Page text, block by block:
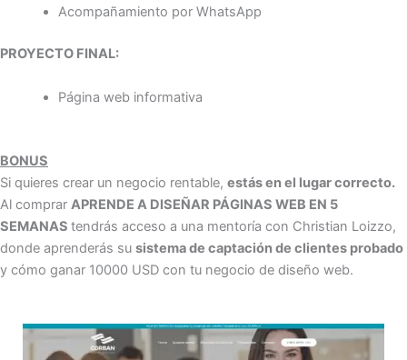
Acompañamiento por WhatsApp
PROYECTO FINAL:
Página web informativa
BONUS
Si quieres crear un negocio rentable, estás en el lugar correcto.
Al comprar APRENDE A DISEÑAR PÁGINAS WEB EN 5
SEMANAS tendrás acceso a una mentoría con Christian Loizzo,
donde aprenderás su sistema de captación de clientes probado
y cómo ganar 10000 USD con tu negocio de diseño web.